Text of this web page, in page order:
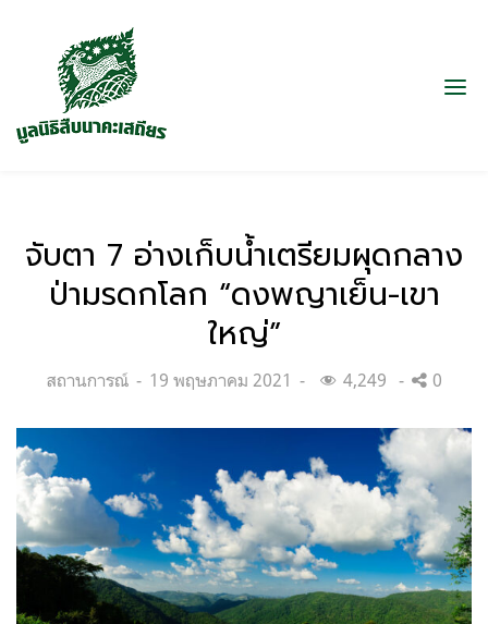
จับตา 7 อ่างเก็บน้ำเตรียมผุดกลาง
ป่ามรดกโลก “ดงพญาเย็น-เขา
ใหญ่”
Categories:
สถานการณ์
Posted
19 พฤษภาคม 2021 4,249 0